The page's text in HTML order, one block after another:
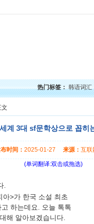
热门标签： 韩语词汇
文
세계 3대 sf문학상으로 꼽
时间： 2025-01-27 来源： 互
(单词翻译:双击或拖选)
.
아>가 한국 소설 최초
하는데요. 오늘 톡톡
해 알아보겠습니다.